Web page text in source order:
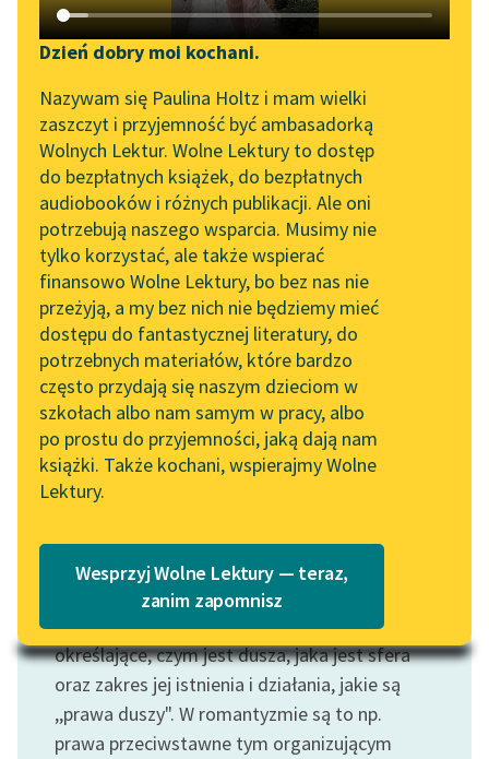
Katalog DAISY
Podkasty o książkach
Zgłoś brak utworu
Aktualności
„Prokurator Alicja Horn”
do słuchania
Byliśmy częścią AI Impact
Lab
Zapraszamy na spotkanie
online z tłumaczkami
literatury skandynawskiej
Spotkanie z Katarzyną
Tunkiel w Oslo
102. lata temu zmarł
Joseph Conrad
Lektury szkolne i klasyka
literatury do słuchania dla
uczennic i uczniów z
niepełnosprawnościami
E-kolekcja lektur
szkolnych i literatury do
Narzędzia
Mapa Wolnych Lektur
Leśmianator
Przewodnik dla piszących i
czytających
API
OAI-PMH
Widget Wolnych Lektur
Przypisy
Katalog w formacie PDF
Dzień dobry moi kochani.
Nazywam się Paulina Holtz i mam wielki
zaszczyt i przyjemność być ambasadorką
Wolnych Lektur. Wolne Lektury to dostęp
do bezpłatnych książek, do bezpłatnych
audiobooków i różnych publikacji. Ale oni
potrzebują naszego wsparcia. Musimy nie
tylko korzystać, ale także wspierać
finansowo Wolne Lektury, bo bez nas nie
przeżyją, a my bez nich nie będziemy mieć
dostępu do fantastycznej literatury, do
potrzebnych materiałów, które bardzo
często przydają się naszym dzieciom w
szkołach albo nam samym w pracy, albo
po prostu do przyjemności, jaką dają nam
książki. Także kochani, wspierajmy Wolne
Lektury.
Wesprzyj Wolne Lektury — teraz,
zanim zapomnisz
Jerzy Liebert
W termometrze rtęć
skoczna
Jutro się uspokoi.
Z próżnią przykro
widoczną
Przestrzeń wnet się
oswoi...
Czytaj więcej
Motyw: Dusza
dusza miała być częścią niematerialną,
składającą się, obokciała, na całość osoby.
Motywem tym zaznaczamy wypowiedzi
określające, czym jest dusza, jaka jest sfera
oraz zakres jej istnienia i działania, jakie są
,,prawa duszy". W romantyzmie są to np.
prawa przeciwstawne tym organizującym